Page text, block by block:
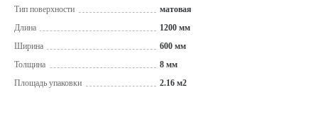
Тип поверхности
матовая
Длина
1200 мм
Ширина
600 мм
Толщина
8 мм
Площадь упаковки
2.16 м2